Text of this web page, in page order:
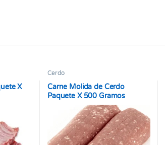
X
Cerdo
Carne Molida de Cerdo
Paquete X 500 Gramos